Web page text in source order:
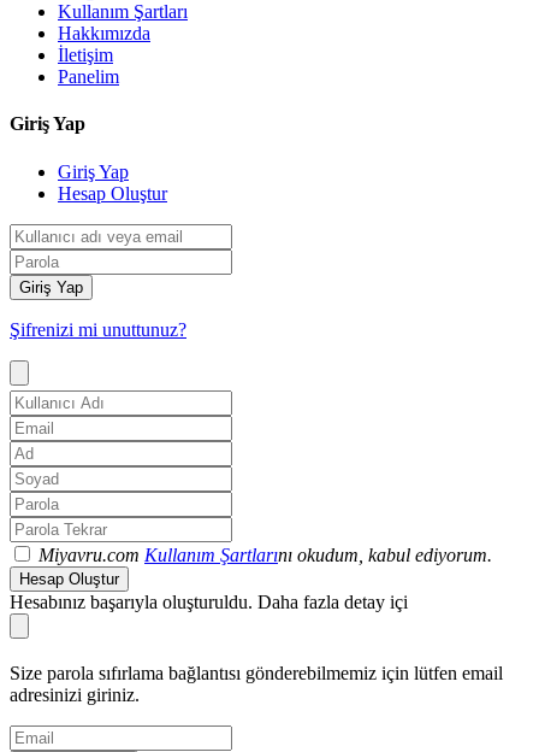
Kullanım Şartları
Hakkımızda
İletişim
Panelim
Giriş Yap
Giriş Yap
Hesap Oluştur
Giriş Yap
Şifrenizi mi unuttunuz?
Miyavru.com Kullanım Şartlarını okudum, kabul ediyorum.
Hesap Oluştur
Hesabınız başarıyla oluşturuldu. Daha fazla detay içi
Size parola sıfırlama bağlantısı gönderebilmemiz için lütfen email
adresinizi giriniz.